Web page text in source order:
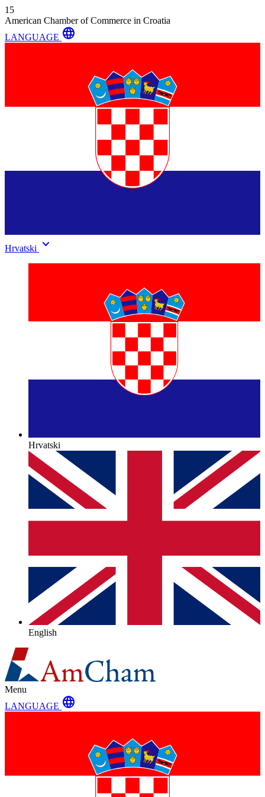
15
American Chamber of Commerce in Croatia
LANGUAGE language
Hrvatski keyboard_arrow_down
Hrvatski
English
Menu
LANGUAGE language